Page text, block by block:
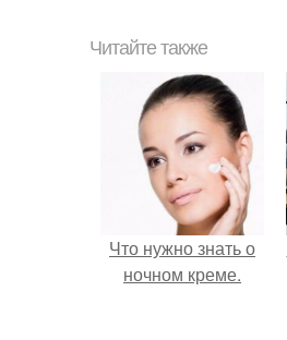
Читайте также
Что нужно знать о
ночном креме.